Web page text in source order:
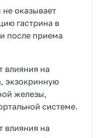
оказывает
гастрина в
после приема
влияния на
экзокринную
железы,
системе.
влияния на